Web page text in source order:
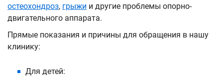
остеохондроз, грыжи и другие проблемы опорно-
двигательного аппарата.
Прямые показания и причины для обращения в нашу
клинику:
Для детей: